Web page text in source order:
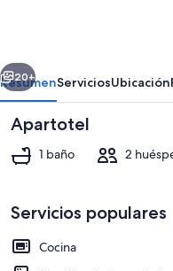
Siguiente
20+
ResumenServiciosUbicación
Apartotel
1 baño 2
Servicios populares
Cocina